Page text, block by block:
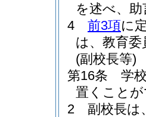
を述べ、
4
前3項に
は、教育
(副校長等)
第16条
学
置くこと
2
副校長は